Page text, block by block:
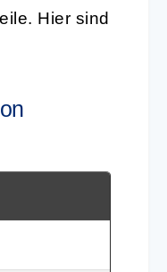
Hier sind